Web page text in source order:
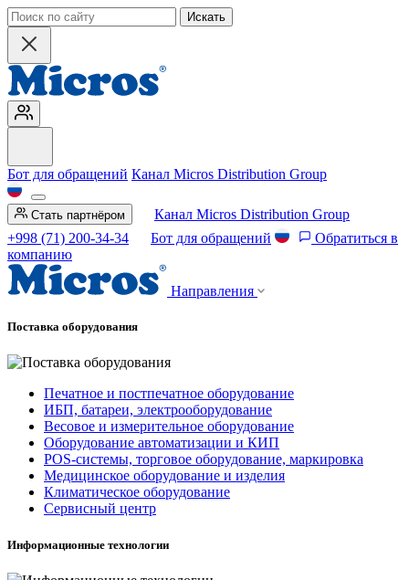
Искать
Бот для обращений Канал Micros Distribution Group
Стать партнёром
Канал Micros Distribution Group
+998 (71) 200-34-34
Бот для обращений
Обратиться в
компанию
Направления
Поставка оборудования
Печатное и постпечатное оборудование
ИБП, батареи, электрооборудование
Весовое и измерительное оборудование
Оборудование автоматизации и КИП
POS-системы, торговое оборудование, маркировка
Медицинское оборудование и изделия
Климатическое оборудование
Сервисный центр
Информационные технологии